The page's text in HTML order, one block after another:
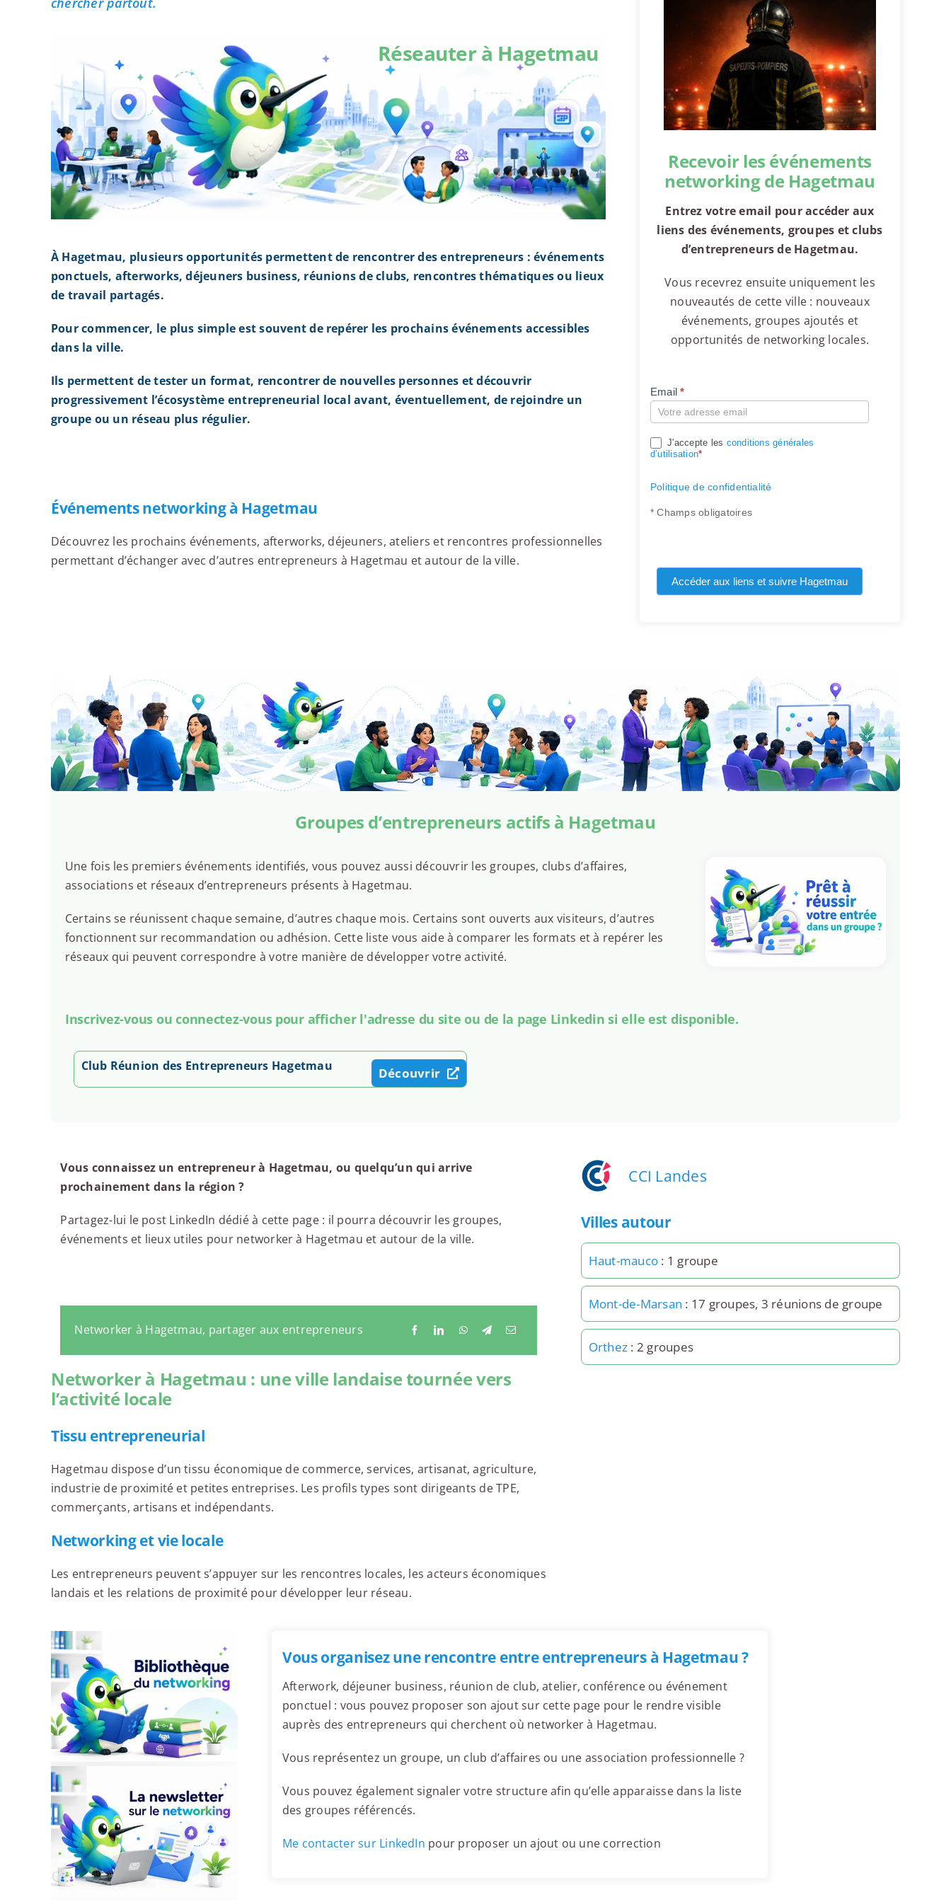
Réseauter à Hagetmau
À Hagetmau, plusieurs opportunités permettent de rencontrer des entrepreneurs : événements
ponctuels, afterworks, déjeuners business, réunions de clubs, rencontres thématiques ou lieux
de travail partagés.
Pour commencer, le plus simple est souvent de repérer les prochains événements accessibles
dans la ville.
Ils permettent de tester un format, rencontrer de nouvelles personnes et découvrir
progressivement l’écosystème entrepreneurial local avant, éventuellement, de rejoindre un
groupe ou un réseau plus régulier.
Événements networking à Hagetmau
Découvrez les prochains événements, afterworks, déjeuners, ateliers et rencontres professionnelles
permettant d’échanger avec d’autres entrepreneurs à Hagetmau et autour de la ville.
Recevoir les événements
networking de Hagetmau
Entrez votre email pour accéder aux
liens des événements, groupes et clubs
d’entrepreneurs de Hagetmau.
Vous recevrez ensuite uniquement les
nouveautés de cette ville : nouveaux
événements, groupes ajoutés et
opportunités de networking locales.
Compte
Email*
J'accepte les conditions générales
d’utilisation*
Politique de confidentialité
* Champs obligatoires
Accéder aux liens et suivre Hagetmau
Groupes d’entrepreneurs actifs à Hagetmau
Une fois les premiers événements identifiés, vous pouvez aussi découvrir les groupes, clubs d’affaires,
associations et réseaux d’entrepreneurs présents à Hagetmau.
Certains se réunissent chaque semaine, d’autres chaque mois. Certains sont ouverts aux visiteurs, d’autres
fonctionnent sur recommandation ou adhésion. Cette liste vous aide à comparer les formats et à repérer les
réseaux qui peuvent correspondre à votre manière de développer votre activité.
Inscrivez-vous ou connectez-vous pour afficher l'adresse du site ou de la page Linkedin si elle est disponible.
Club Réunion des Entrepreneurs Hagetmau Découvrir
Vous connaissez un entrepreneur à Hagetmau, ou quelqu’un qui arrive
prochainement dans la région ?
Partagez-lui le post LinkedIn dédié à cette page : il pourra découvrir les groupes,
événements et lieux utiles pour networker à Hagetmau et autour de la ville.
Networker à Hagetmau, partager aux entrepreneurs
Networker à Hagetmau : une ville landaise tournée vers
l’activité locale
Tissu entrepreneurial
Hagetmau dispose d’un tissu économique de commerce, services, artisanat, agriculture,
industrie de proximité et petites entreprises. Les profils types sont dirigeants de TPE,
commerçants, artisans et indépendants.
Networking et vie locale
Les entrepreneurs peuvent s’appuyer sur les rencontres locales, les acteurs économiques
landais et les relations de proximité pour développer leur réseau.
CCI Landes
Villes autour
Haut-mauco : 1 groupe
Mont-de-Marsan : 17 groupes, 3 réunions de groupe
Orthez : 2 groupes
Vous organisez une rencontre entre entrepreneurs à Hagetmau ?
Afterwork, déjeuner business, réunion de club, atelier, conférence ou événement
ponctuel : vous pouvez proposer son ajout sur cette page pour le rendre visible
auprès des entrepreneurs qui cherchent où networker à Hagetmau.
Vous représentez un groupe, un club d’affaires ou une association professionnelle ?
Vous pouvez également signaler votre structure afin qu’elle apparaisse dans la liste
des groupes référencés.
Me contacter sur LinkedIn pour proposer un ajout ou une correction